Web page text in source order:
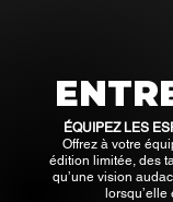
ÉQUIPEZ LES
Offrez à votre
édition limitée, des
qu’une vision
lorsqu’elle